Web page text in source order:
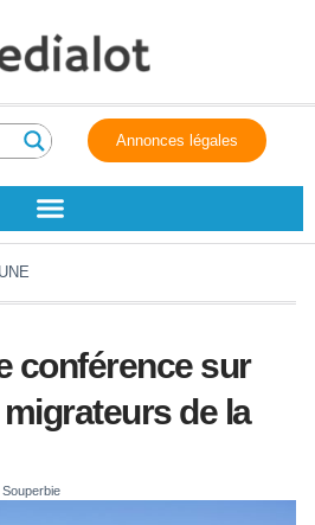
Annonces légales
UNE
conférence sur
de la